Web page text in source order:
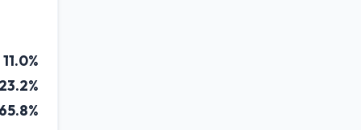
11.0%
23.2%
65.8%